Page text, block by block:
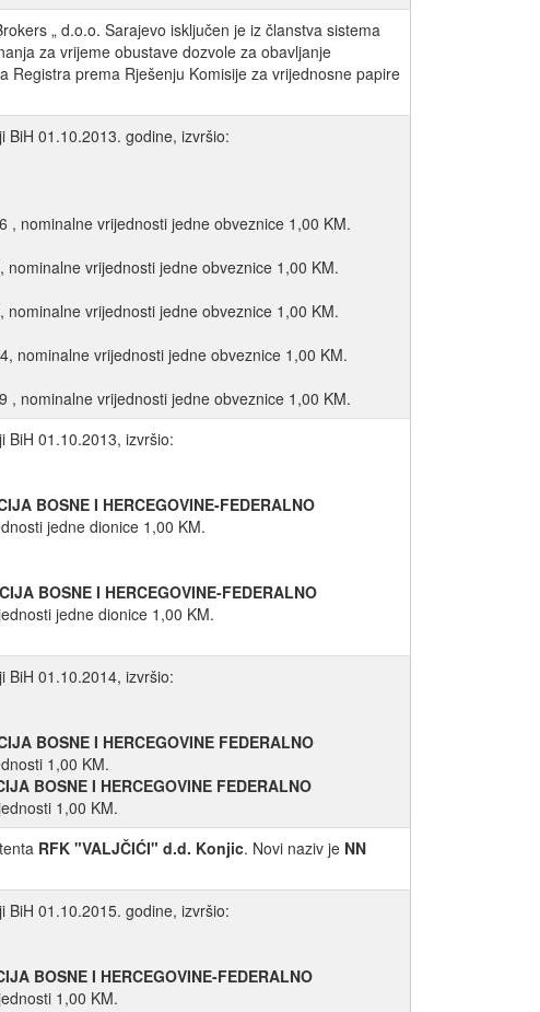
„ d.o.o. Sarajevo isključen je iz članstva sistema
za vrijeme obustave dozvole za obavljanje
prema Rješenju Komisije za vrijednosne papire
01.10.2013. godine, izvršio:
, nominalne vrijednosti jedne obveznice 1,00 KM.
nominalne vrijednosti jedne obveznice 1,00 KM.
nominalne vrijednosti jedne obveznice 1,00 KM.
nominalne vrijednosti jedne obveznice 1,00 KM.
, nominalne vrijednosti jedne obveznice 1,00 KM.
BiH 01.10.2013, izvršio:
BOSNE I HERCEGOVINE-FEDERALNO
jedne dionice 1,00 KM.
BOSNE I HERCEGOVINE-FEDERALNO
jedne dionice 1,00 KM.
BiH 01.10.2014, izvršio:
BOSNE I HERCEGOVINE FEDERALNO
1,00 KM.
BOSNE I HERCEGOVINE FEDERALNO
1,00 KM.
RFK "VALJČIĆI" d.d. Konjic. Novi naziv je NN
01.10.2015. godine, izvršio:
BOSNE I HERCEGOVINE-FEDERALNO
1,00 KM.